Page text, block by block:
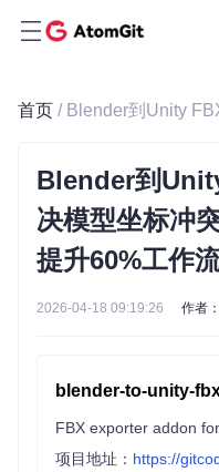
首页
Blender到
决模型坐标冲
提升60%工作
2026-04-18 09:19:26 作者
blender-to-unity-
项目地址： https://